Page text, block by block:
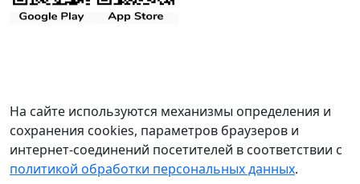
На сайте используются механизмы определения и
сохранения cookies, параметров браузеров и
интернет-соединений посетителей в соответствии с
политикой обработки персональных данных.